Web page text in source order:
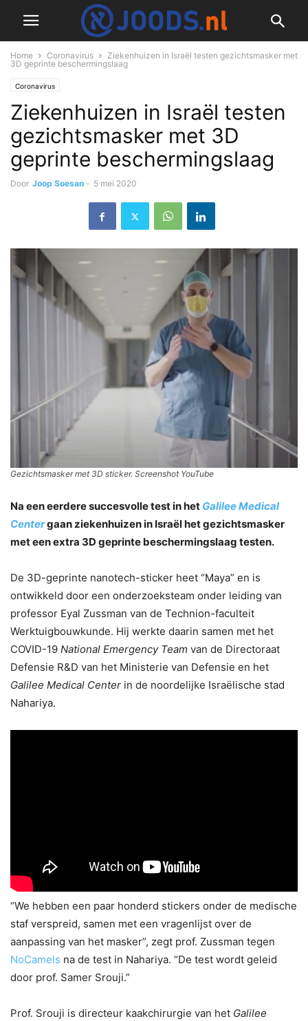
Home Coronavirus
Ziekenhuizen in Israël testen gezichtsmasker met
3D geprinte beschermingslaag
Coronavirus
Ziekenhuizen in Israël testen
gezichtsmasker met 3D
geprinte beschermingslaag
Door Joop Soesan - 5 mei 2020
Gezichtsmasker met 3D sticker. Screenshot YouTube
Na een eerdere succesvolle test in het Galilee Medical
Centergaan ziekenhuizen in Israël het gezichtsmasker
met een extra 3D geprinte beschermingslaag testen.
De 3D-geprinte nanotech-sticker heet “Maya” en is
ontwikkeld door een onderzoeksteam onder leiding van
professor Eyal Zussman van de Technion-faculteit
Werktuigbouwkunde. Hij werkte daarin samen met het
COVID-19 National Emergency Team van de Directoraat
Defensie R&D van het Ministerie van Defensie en het
Galilee Medical Center in de noordelijke Israëlische stad
Nahariya.
“We hebben een paar honderd stickers onder de medische
staf verspreid, samen met een vragenlijst over de
aanpassing van het masker”, zegt prof. Zussman tegen
NoCamels na de test in Nahariya. “De test wordt geleid
door prof. Samer Srouji.”
Prof. Srouji is directeur kaakchirurgie van het Galilee